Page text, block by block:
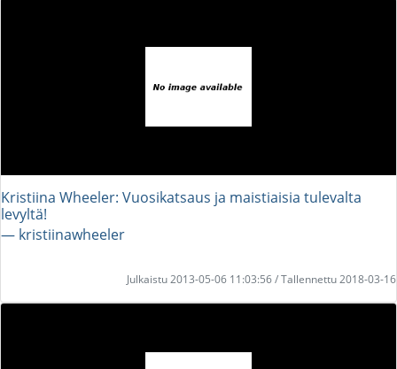
Kristiina Wheeler: Vuosikatsaus ja maistiaisia tulevalta
levyltä!
― kristiinawheeler
Julkaistu 2013-05-06 11:03:56 / Tallennettu 2018-03-16